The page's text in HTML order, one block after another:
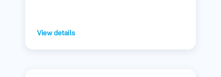
View details